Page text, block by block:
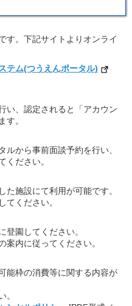
す。下記サイトよりオンライ
テム(つうえんポータル)
い、認定されると「アカウン
す。
ルから事前面談予約を行い、
ください。
施設にて利用が可能です。
てください。
登園してください。
案内に従ってください。
能枠の消費等に関する内容が
。